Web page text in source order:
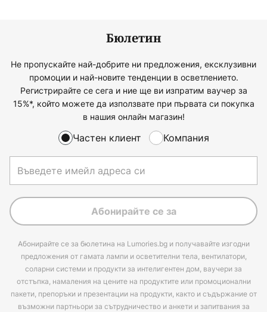
Бюлетин
Не пропускайте най-добрите ни предложения, ексклузивни
промоции и най-новите тенденции в осветлението.
Регистрирайте се сега и ние ще ви изпратим ваучер за
15%*, който можете да използвате при първата си покупка
в нашия онлайн магазин!
Частен клиент Компания
Абонирайте се за
Абонирайте се за бюлетина на Lumories.bg и получавайте изгодни
предложения от гамата лампи и осветителни тела, вентилатори,
соларни системи и продукти за интелигентен дом, ваучери за
отстъпка, намаления на цените на продуктите или промоционални
пакети, препоръки и презентации на продукти, както и съдържание от
възможни партньори за сътрудничество и анкети и запитвания за